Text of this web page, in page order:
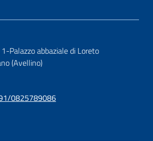
1-Palazzo abbaziale di Loreto
(Avellino)
0825789086